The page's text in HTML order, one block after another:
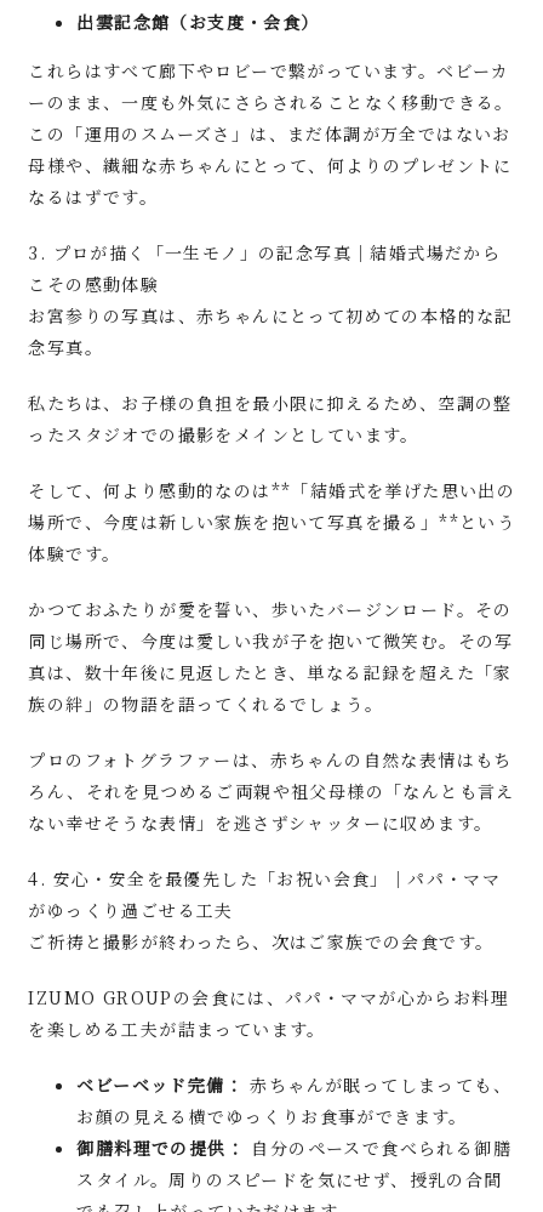
出雲記念館（お支度・会食）
これらはすべて廊下やロビーで繋がっています。ベビーカ
ーのまま、一度も外気にさらされることなく移動できる。
この「運用のスムーズさ」は、まだ体調が万全ではないお
母様や、繊細な赤ちゃんにとって、何よりのプレゼントに
なるはずです。
3. プロが描く「一生モノ」の記念写真｜結婚式場だから
こその感動体験
お宮参りの写真は、赤ちゃんにとって初めての本格的な記
念写真。
私たちは、お子様の負担を最小限に抑えるため、空調の整
ったスタジオでの撮影をメインとしています。
そして、何より感動的なのは**「結婚式を挙げた思い出の
場所で、今度は新しい家族を抱いて写真を撮る」**という
体験です。
かつておふたりが愛を誓い、歩いたバージンロード。その
同じ場所で、今度は愛しい我が子を抱いて微笑む。その写
真は、数十年後に見返したとき、単なる記録を超えた「家
族の絆」の物語を語ってくれるでしょう。
プロのフォトグラファーは、赤ちゃんの自然な表情はもち
ろん、それを見つめるご両親や祖父母様の「なんとも言え
ない幸せそうな表情」を逃さずシャッターに収めます。
4. 安心・安全を最優先した「お祝い会食」｜パパ・ママ
がゆっくり過ごせる工夫
ご祈祷と撮影が終わったら、次はご家族での会食です。
IZUMO GROUPの会食には、パパ・ママが心からお料理
を楽しめる工夫が詰まっています。
ベビーベッド完備： 赤ちゃんが眠ってしまっても、
お顔の見える横でゆっくりお食事ができます。
御膳料理での提供：
自分のペースで食べられる御膳
スタイル。周りのスピードを気にせず、授乳の合間